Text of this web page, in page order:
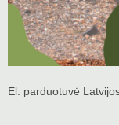
El. parduotuvė